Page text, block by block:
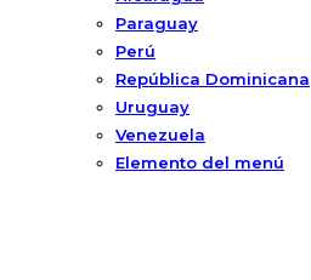
Paraguay
Perú
República Dominicana
Uruguay
Venezuela
Elemento del menú